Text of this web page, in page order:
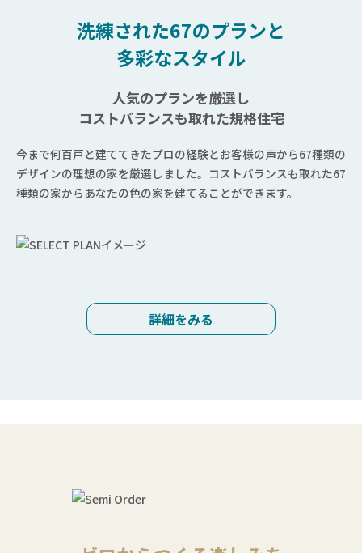
洗練された67のプランと
多彩なスタイル
人気のプランを厳選し
コストバランスも取れた規格住宅
今まで何百戸と建ててきたプロの経験とお客様の声から67種類の
デザインの理想の家を厳選しました。コストバランスも取れた67
種類の家からあなたの色の家を建てることができます。
詳細をみる